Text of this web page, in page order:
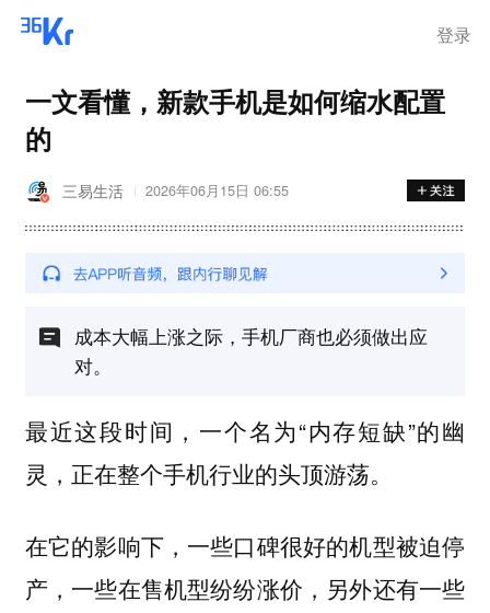
登录
一文看懂，新款手机是如何缩水配置
的
三易生活 2026年06月15日 06:55
成本大幅上涨之际，手机厂商也必须做出应
对。
最近这段时间，一个名为“内存短缺”的幽
灵，正在整个手机行业的头顶游荡。
在它的影响下，一些口碑很好的机型被迫停
产，一些在售机型纷纷涨价，另外还有一些